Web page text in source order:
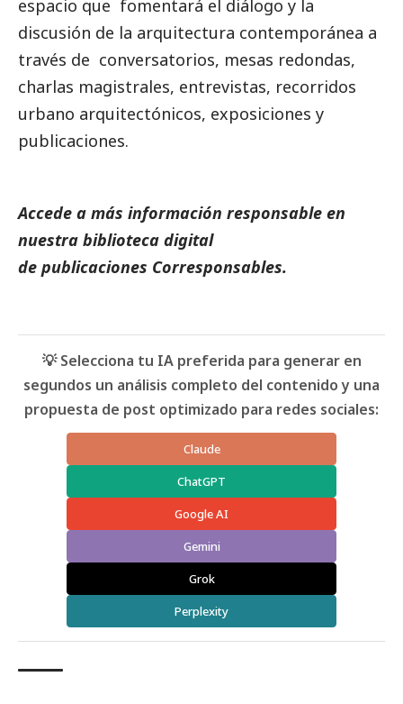
espacio que fomentará el diálogo y la
discusión de la arquitectura contemporánea a
través de conversatorios, mesas redondas,
charlas magistrales, entrevistas, recorridos
urbano arquitectónicos, exposiciones y
publicaciones.
Accede a más información responsable en
nuestra biblioteca digital
de publicaciones Corresponsables.
💡 Selecciona tu IA preferida para generar en
segundos un análisis completo del contenido y una
propuesta de post optimizado para redes sociales:
Claude
ChatGPT
Google AI
Gemini
Grok
Perplexity